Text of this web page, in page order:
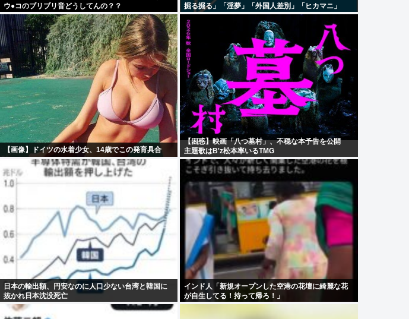
ウ●コのブリブリ音どうしてんの？？
掘る掘る」「淫夢」「外国人差別」「ヒカマニ」
【画像】ドイツの水着少女、14歳でこの発育具合
【困惑】映画「八つ墓村」、不穏な本予告を公開
主題歌はB'z松本率いるTMG
日本の輸出額、円安なのに人口少ない台湾と韓国に
抜かれ日本沈没死亡
インド人「新規オープンした空港の花壇に綺麗な花
が自生してる！持って帰ろ！」